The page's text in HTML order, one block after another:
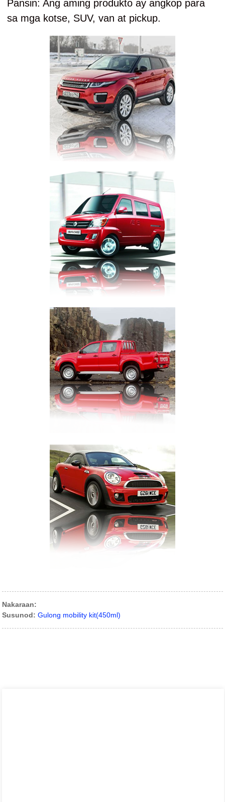
Pansin: Ang aming produkto ay angkop para
sa mga kotse, SUV, van at pickup.
Nakaraan:
Susunod: Gulong mobility kit(450ml)